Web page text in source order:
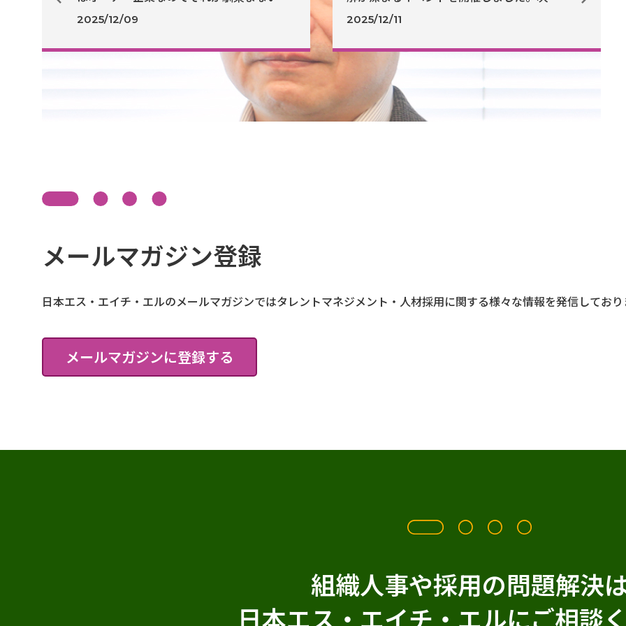
思っています。しかし、適した人材を選ば
どのようにして、上層部に必要性を訴える
2025/12/09
ステップではどのような内容のイベントが
2025/12/11
メールマガジン登録
日本エス・エイチ・エルのメールマガジンではタレントマネジメント・人材採用に関する様々な情報を発信しており
メールマガジンに登録する
組織人事や採用の問題解決
日本エス・エイチ・エルにご相談